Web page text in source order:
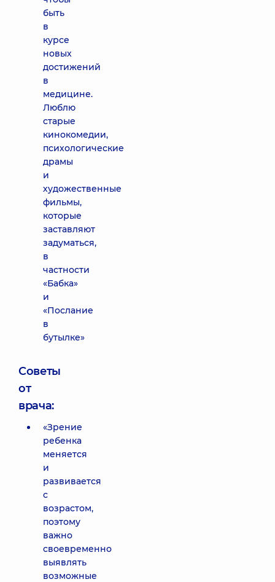
быть
в
курсе
новых
достижений
в
медицине.
Люблю
старые
кинокомедии,
психологические
драмы
и
художественные
фильмы,
которые
заставляют
задуматься,
в
частности
«Бабка»
и
«Послание
в
бутылке»
Советы
от
врача:
«Зрение
ребенка
меняется
и
развивается
с
возрастом,
поэтому
важно
своевременно
выявлять
возможные